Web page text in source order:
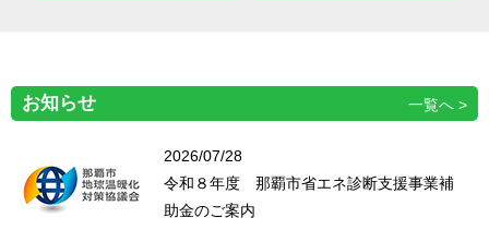
お知らせ 一覧へ
2026/07/28
令和８年度 那覇市省エネ診断支援事業補
助金のご案内